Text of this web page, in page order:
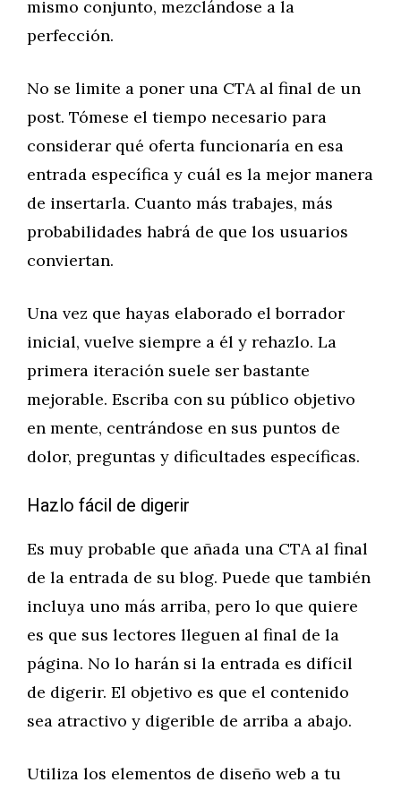
mismo conjunto, mezclándose a la
perfección.
No se limite a poner una CTA al final de un
post. Tómese el tiempo necesario para
considerar qué oferta funcionaría en esa
entrada específica y cuál es la mejor manera
de insertarla. Cuanto más trabajes, más
probabilidades habrá de que los usuarios
conviertan.
Una vez que hayas elaborado el borrador
inicial, vuelve siempre a él y rehazlo. La
primera iteración suele ser bastante
mejorable. Escriba con su público objetivo
en mente, centrándose en sus puntos de
dolor, preguntas y dificultades específicas.
Hazlo fácil de digerir
Es muy probable que añada una CTA al final
de la entrada de su blog. Puede que también
incluya uno más arriba, pero lo que quiere
es que sus lectores lleguen al final de la
página. No lo harán si la entrada es difícil
de digerir. El objetivo es que el contenido
sea atractivo y digerible de arriba a abajo.
Utiliza los elementos de diseño web a tu